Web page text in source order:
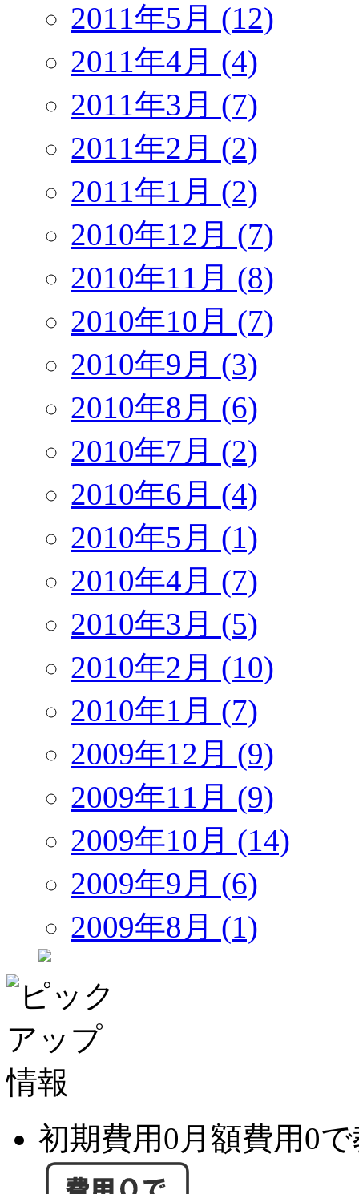
2011年5月 (12)
2011年4月 (4)
2011年3月 (7)
2011年2月 (2)
2011年1月 (2)
2010年12月 (7)
2010年11月 (8)
2010年10月 (7)
2010年9月 (3)
2010年8月 (6)
2010年7月 (2)
2010年6月 (4)
2010年5月 (1)
2010年4月 (7)
2010年3月 (5)
2010年2月 (10)
2010年1月 (7)
2009年12月 (9)
2009年11月 (9)
2009年10月 (14)
2009年9月 (6)
2009年8月 (1)
初期費用0月額費用0